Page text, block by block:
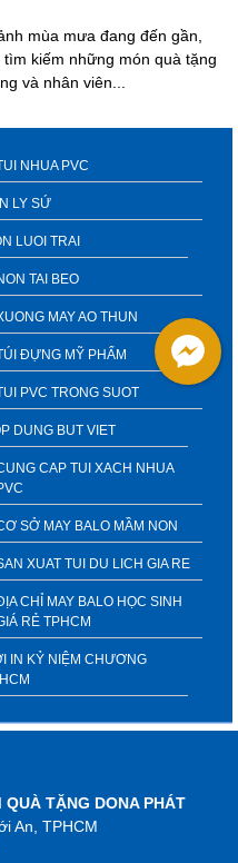
mùa mưa đang đến gần,
kiếm những món quà tặng
và nhân viên...
NHUA PVC
IN LY SỨ
LUOI TRAI
TAI BEO
MAY AO THUN
ĐỰNG MỸ PHẨM
PVC TRONG SUOT
DUNG BUT VIET
CAP TUI XACH NHUA
SỞ MAY BALO MẦM NON
XUAT TUI DU LICH GIA RE
CHỈ MAY BALO HỌC SINH
RẺ TPHCM
IN KỶ NIỆM CHƯƠNG
TẶNG DONA PHÁT
An, TPHCM